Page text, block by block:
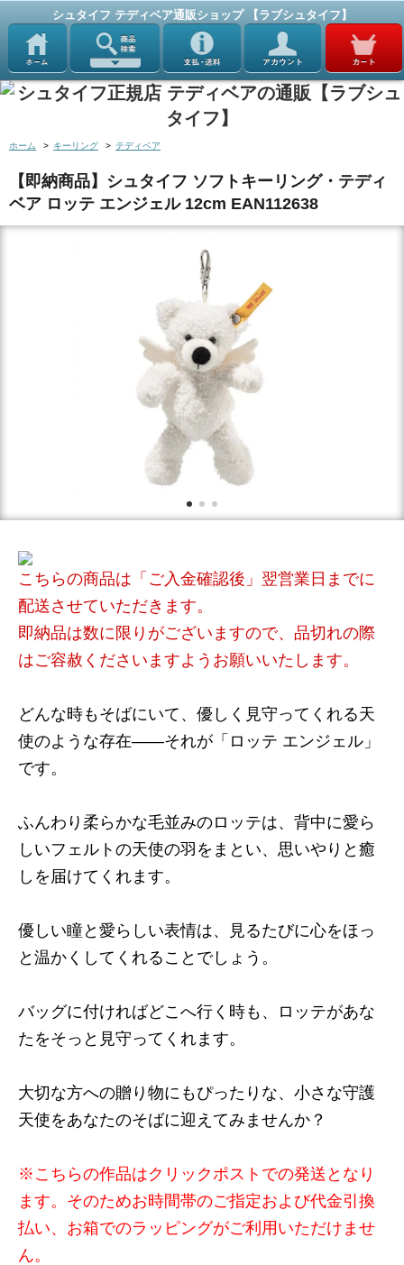
シュタイフ テディベア通販ショップ 【ラブシュタイフ】
ホーム > キーリング > テディベア
【即納商品】シュタイフ ソフトキーリング・テディ
ベア ロッテ エンジェル 12cm EAN112638
こちらの商品は「ご入金確認後」翌営業日までに
配送させていただきます。
即納品は数に限りがございますので、品切れの際
はご容赦くださいますようお願いいたします。
どんな時もそばにいて、優しく見守ってくれる天
使のような存在――それが「ロッテ エンジェル」
です。
ふんわり柔らかな毛並みのロッテは、背中に愛ら
しいフェルトの天使の羽をまとい、思いやりと癒
しを届けてくれます。
優しい瞳と愛らしい表情は、見るたびに心をほっ
と温かくしてくれることでしょう。
バッグに付ければどこへ行く時も、ロッテがあな
たをそっと見守ってくれます。
大切な方への贈り物にもぴったりな、小さな守護
天使をあなたのそばに迎えてみませんか？
※こちらの作品はクリックポストでの発送となり
ます。そのためお時間帯のご指定および代金引換
払い、お箱でのラッピングがご利用いただけませ
ん。